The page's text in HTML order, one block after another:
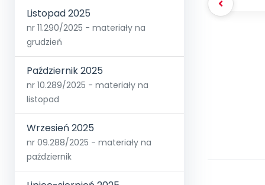
Listopad 2025
nr 11.290/2025 - materiały na
grudzień
Październik 2025
nr 10.289/2025 - materiały na
listopad
Wrzesień 2025
nr 09.288/2025 - materiały na
październik